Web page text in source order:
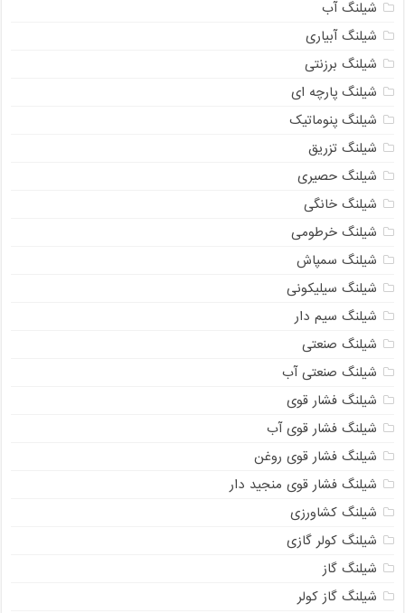
شیلنگ آب
شیلنگ آبیاری
شیلنگ برزنتی
شیلنگ پارچه ای
شیلنگ پنوماتیک
شیلنگ تزریق
شیلنگ حصیری
شیلنگ خانگی
شیلنگ خرطومی
شیلنگ سمپاش
شیلنگ سیلیکونی
شیلنگ سیم دار
شیلنگ صنعتی
شیلنگ صنعتی آب
شیلنگ فشار قوی
شیلنگ فشار قوی آب
شیلنگ فشار قوی روغن
شیلنگ فشار قوی منجید دار
شیلنگ کشاورزی
شیلنگ کولر گازی
شیلنگ گاز
شیلنگ گاز کولر